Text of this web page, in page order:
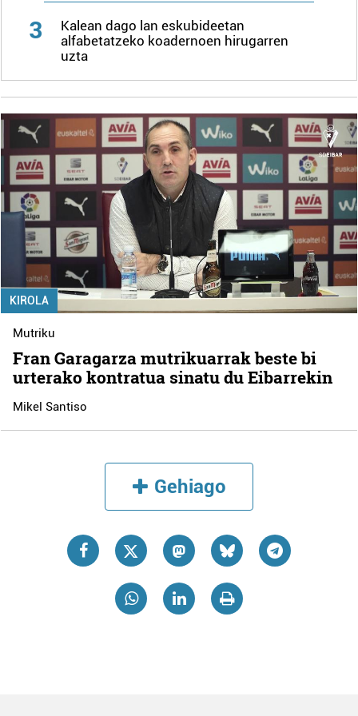
3
Kalean dago lan eskubideetan
alfabetatzeko koadernoen hirugarren
uzta
KIROLA
Mutriku
Fran Garagarza mutrikuarrak beste bi
urterako kontratua sinatu du Eibarrekin
Mikel Santiso
Gehiago